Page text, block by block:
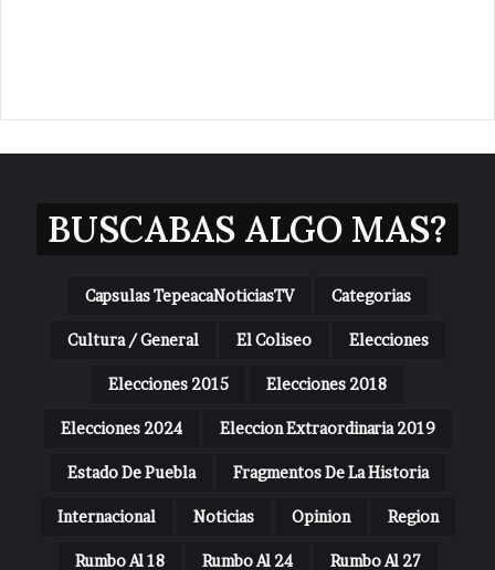
BUSCABAS ALGO MAS?
Capsulas TepeacaNoticiasTV Categorias
Cultura / General El Coliseo Elecciones
Elecciones 2015 Elecciones 2018
Elecciones 2024 Eleccion Extraordinaria 2019
Estado De Puebla Fragmentos De La Historia
Internacional Noticias Opinion Region
Rumbo Al 18 Rumbo Al 24 Rumbo Al 27